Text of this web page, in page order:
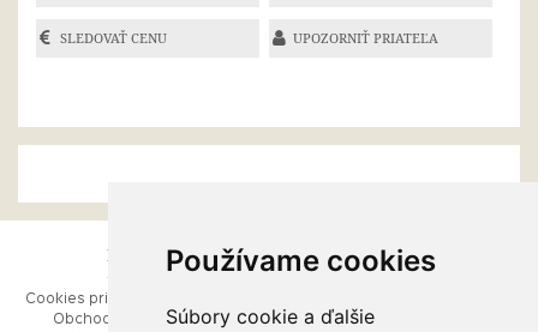
Používame cookies
Súbory cookie a ďalšie
SLEDOVAŤ CENU UPOZORNIŤ PRIATEĽA
ESHOP
Cookies pri prezeraní stránok
Obchodné podmienky
RÝCHLE MENU
Ako balíme Vaše šperky